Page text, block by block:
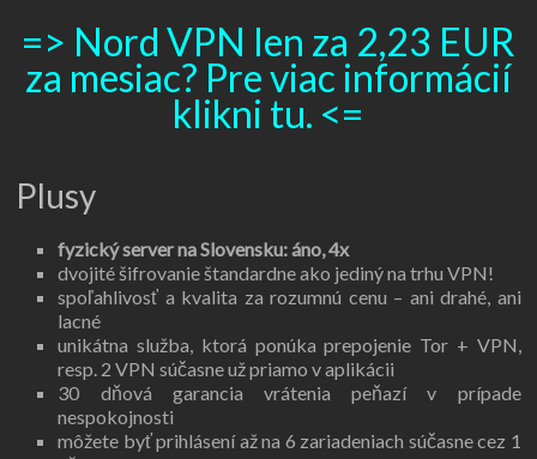
=> Nord VPN len za 2,23 EUR
za mesiac? Pre viac informácií
klikni tu. <=
Plusy
fyzický server na Slovensku: áno, 4x
dvojité šifrovanie štandardne ako jediný na trhu VPN!
spoľahlivosť a kvalita za rozumnú cenu – ani drahé, ani
lacné
unikátna služba, ktorá ponúka prepojenie Tor + VPN,
resp. 2 VPN súčasne už priamo v aplikácii
30 dňová garancia vrátenia peňazí v prípade
nespokojnosti
môžete byť prihlásení až na 6 zariadeniach súčasne cez 1